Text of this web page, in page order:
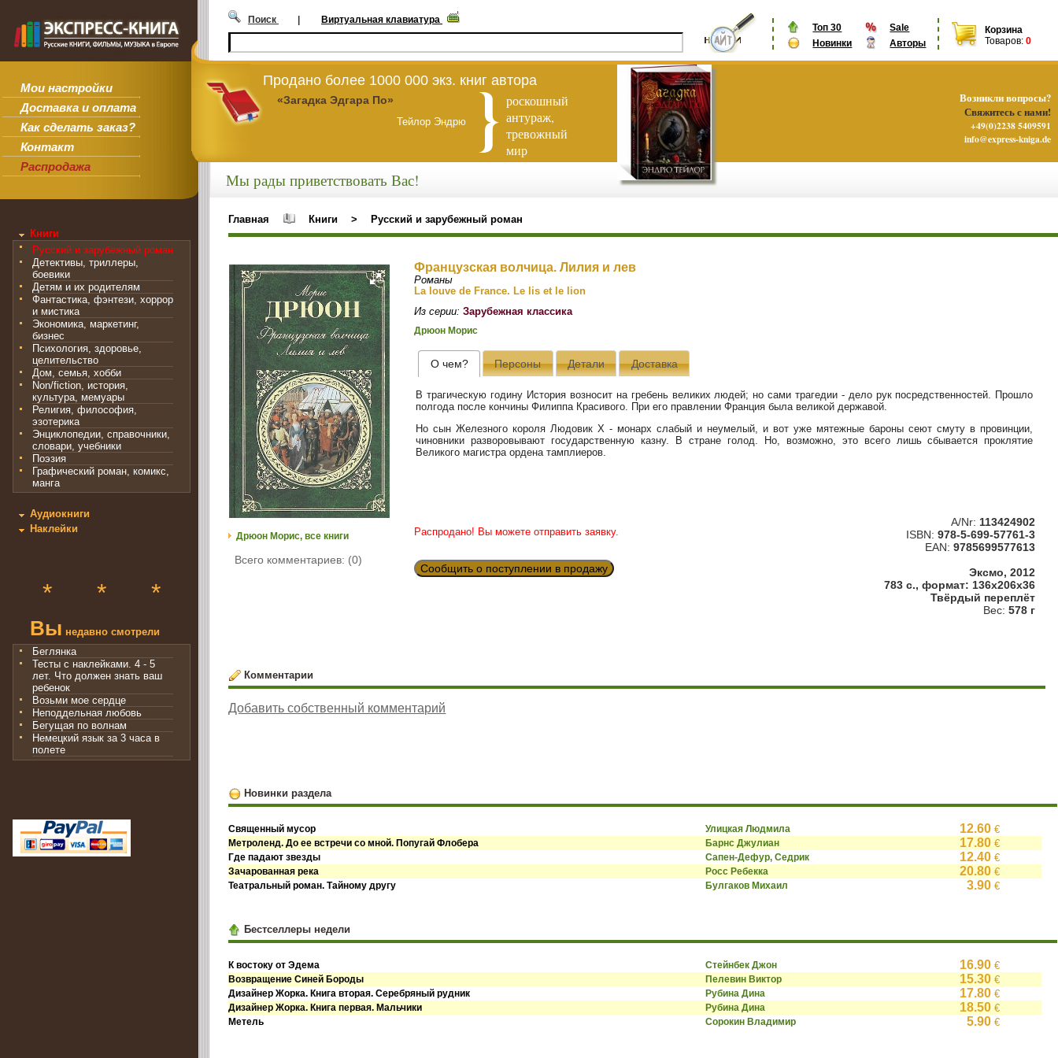
Мои настройки
Доставка и оплата
Как сделать заказ?
Контакт
Распродажа
Топ 30
Sale
Новинки
Авторы
Корзина
Товаров: 0
Поиск | Виртуальная клавиатура
Продано более 1000 000 экз. книг автора
«Загадка Эдгара По»
Тейлор Эндрю
роскошный
антураж,
тревожный
мир
Книги
Русский и зарубежный роман
Детективы, триллеры,
боевики
Детям и их родителям
Фантастика, фэнтези, хоррор
и мистика
Экономика, маркетинг,
бизнес
Психология, здоровье,
целительство
Дом, семья, хобби
Non/fiction, история,
культура, мемуары
Религия, философия,
эзотерика
Энциклопедии, справочники,
словари, учебники
Поэзия
Графический роман, комикс,
манга
Аудиокниги
Наклейки
* * *
Вы недавно смотрели
Беглянка
Тесты с наклейками. 4 - 5
лет. Что должен знать ваш
ребенок
Возьми мое сердце
Неподдельная любовь
Бегущая по волнам
Немецкий язык за 3 часа в
полете
Мы рады приветствовать Вас!
Главная Книги > Русский и зарубежный роман
Дрюон Морис, все книги
Всего комментариев: (0)
Французская волчица. Лилия и лев
Романы
La louve de France. Le lis et le lion
Из серии: Зарубежная классика
Дрюон Морис
О чем? Персоны Детали Доставка
В трагическую годину История возносит на гребень великих людей; но сами трагедии - дело рук посредственностей. Прошло
полгода после кончины Филиппа Красивого. При его правлении Франция была великой державой.
Но сын Железного короля Людовик X - монарх слабый и неумелый, и вот уже мятежные бароны сеют смуту в провинции,
чиновники разворовывают государственную казну. В стране голод. Но, возможно, это всего лишь сбывается проклятие
Великого магистра ордена тамплиеров.
Распродано! Вы можете отправить заявку.
Сообщить о поступлении в продажу
A/Nr: 113424902
ISBN: 978-5-699-57761-3
EAN: 9785699577613
Эксмо, 2012
783 с., формат: 136x206x36
Твёрдый переплёт
Вес: 578 г
Комментарии
Добавить собственный комментарий
Новинки раздела
Священный мусор Улицкая Людмила 12.60€
Метроленд. До ее встречи со мной. Попугай Флобера Барнс Джулиан 17.80€
Где падают звезды Сапен-Дефур, Седрик 12.40€
Зачарованная река Росс Ребекка 20.80€
Театральный роман. Тайному другу Булгаков Михаил 3.90€
Бестселлеры недели
К востоку от Эдема Стейнбек Джон 16.90€
Возвращение Синей Бороды Пелевин Виктор 15.30€
Дизайнер Жорка. Книга вторая. Серебряный рудник Рубина Дина 17.80€
Дизайнер Жорка. Книга первая. Мальчики Рубина Дина 18.50€
Метель Сорокин Владимир 5.90€
Возникли вопросы?
Свяжитесь с нами!
+49(0)2238 5409591
info@express-kniga.de